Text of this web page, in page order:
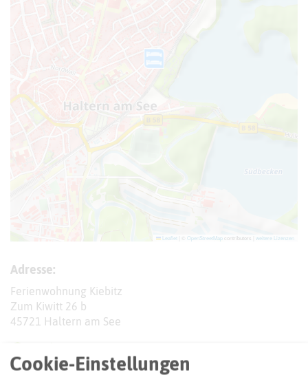
Leaflet OpenStreetMap contributors | weitere Lizenzen
Adresse:
Ferienwohnung Kiebitz
Zum Kiwitt 26 b
45721 Haltern am See
Cookie-Einstellungen